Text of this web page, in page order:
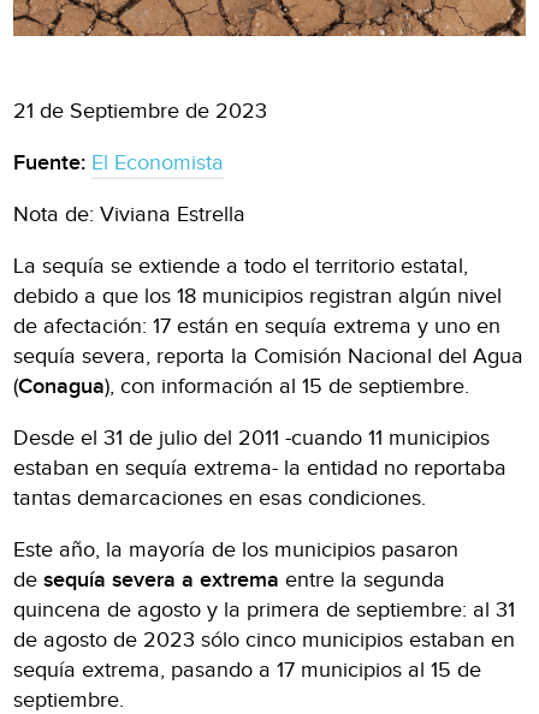
21 de Septiembre de 2023
Fuente: El Economista
Nota de: Viviana Estrella
La sequía se extiende a todo el territorio estatal,
debido a que los 18 municipios registran algún nivel
de afectación: 17 están en sequía extrema y uno en
sequía severa, reporta la Comisión Nacional del Agua
(Conagua), con información al 15 de septiembre.
Desde el 31 de julio del 2011 -cuando 11 municipios
estaban en sequía extrema- la entidad no reportaba
tantas demarcaciones en esas condiciones.
Este año, la mayoría de los municipios pasaron
desequía severa a extrema entre la segunda
quincena de agosto y la primera de septiembre: al 31
de agosto de 2023 sólo cinco municipios estaban en
sequía extrema, pasando a 17 municipios al 15 de
septiembre.